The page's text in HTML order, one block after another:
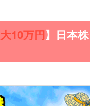
10万円】日本